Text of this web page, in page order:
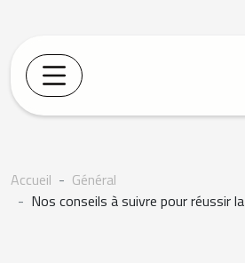
Accueil
Général
Nos conseils à suivre pour réussir